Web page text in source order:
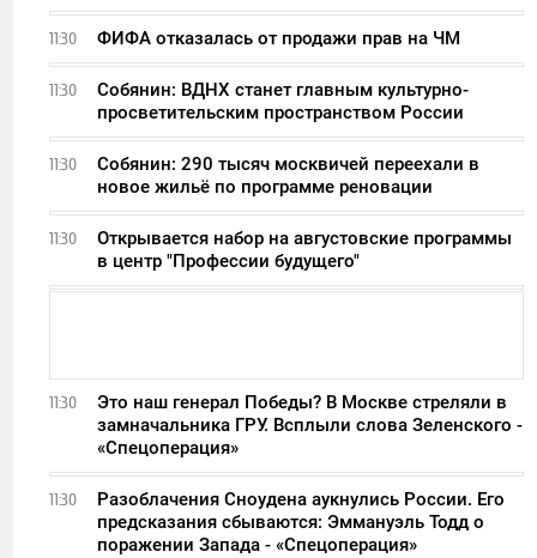
11:30 ФИФА отказалась от продажи прав на ЧМ
11:30
Собянин: ВДНХ станет главным культурно-
просветительским пространством России
11:30
Собянин: 290 тысяч москвичей переехали в
новое жильё по программе реновации
11:30
Открывается набор на августовские программы
в центр "Профессии будущего"
11:30
Это наш генерал Победы? В Москве стреляли в
замначальника ГРУ. Всплыли слова Зеленского -
«Спецоперация»
11:30
Разоблачения Сноудена аукнулись России. Его
предсказания сбываются: Эммануэль Тодд о
поражении Запада - «Спецоперация»